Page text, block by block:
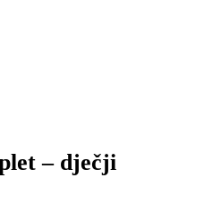
– dječji